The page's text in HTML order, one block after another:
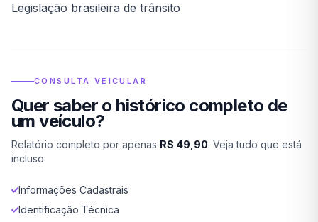
Legislação brasileira de trânsito
CONSULTA VEICULAR
Quer saber o histórico completo de
um veículo?
Relatório completo por apenas R$ 49,90. Veja tudo que está
incluso:
Informações Cadastrais
Identificação Técnica